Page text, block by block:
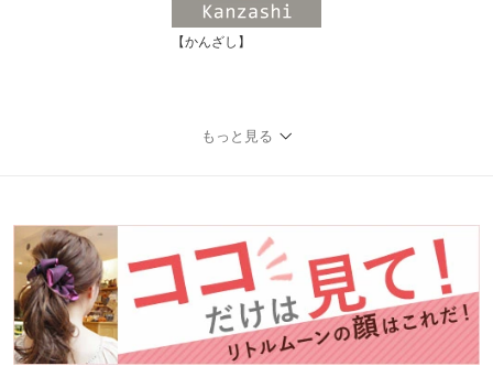
【かんざし】
もっと見る